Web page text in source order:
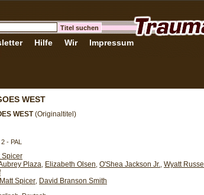
Hilfe Wir Impressum
WEST
WEST(Originaltitel)
- PAL
Spicer
Plaza Elizabeth Olsen O'Shea Jackson Jr. Wyatt Russell
Matt Spicer David Branson Smith